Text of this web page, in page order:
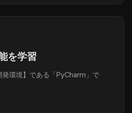
を学習
環境】である「PyCharm」で